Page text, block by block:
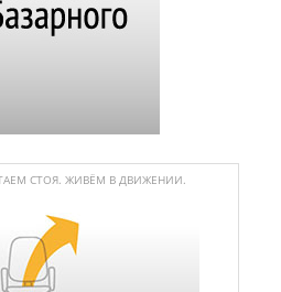
СТОЯ. ЖИВЁМ В ДВИЖЕНИИ.